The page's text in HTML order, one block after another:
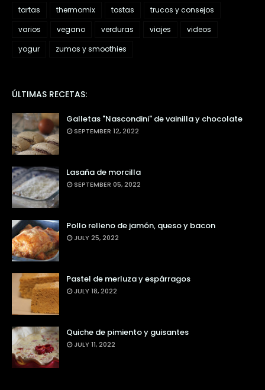
tartas
thermomix tostas
trucos y consejos
varios
vegano verduras viajes
videos
yogur
zumos y smoothies
ÚLTIMAS RECETAS:
Galletas "Nascondini" de vainilla y chocolate
SEPTEMBER 12, 2022
Lasaña de morcilla
SEPTEMBER 05, 2022
Pollo relleno de jamón, queso y bacon
JULY 25, 2022
Pastel de merluza y espárragos
JULY 18, 2022
Quiche de pimiento y guisantes
JULY 11, 2022